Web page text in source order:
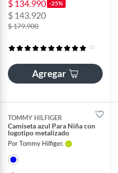
$ 134.990 -25%
$ 143.920
$ 179.900
(1)
Agregar
TOMMY HILFIGER
Camiseta azul Para Niña con
logotipo metalizado
Por Tommy Hilfiger.